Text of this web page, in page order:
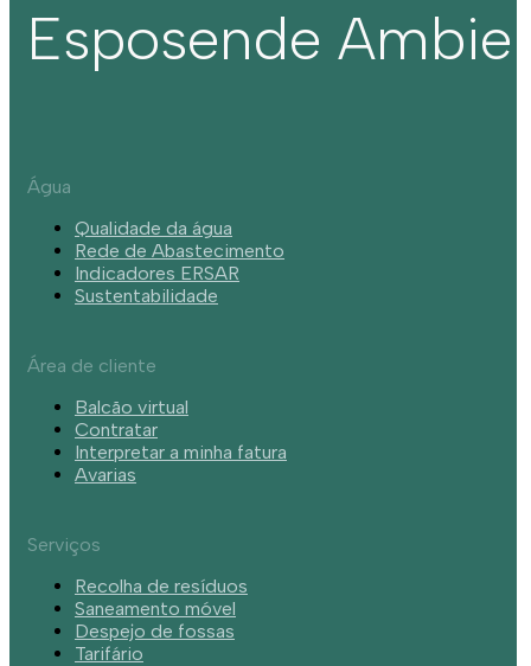
Esposende
Água
Qualidade da água
Rede de Abastecimento
Indicadores ERSAR
Sustentabilidade
Área de cliente
Balcão virtual
Contratar
Interpretar a minha fatura
Avarias
Serviços
Recolha de resíduos
Saneamento móvel
Despejo de fossas
Tarifário